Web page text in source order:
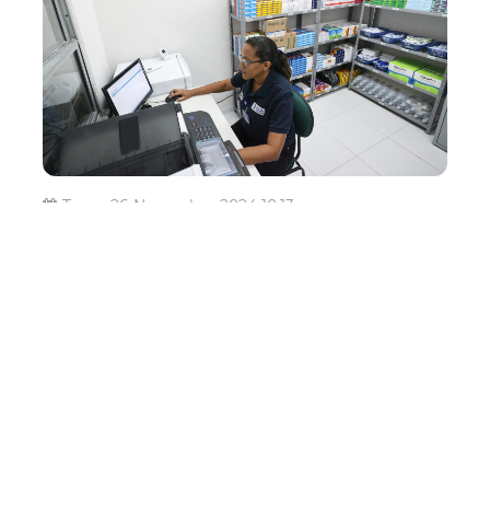
Terça, 26 Novembro 2024 10:13